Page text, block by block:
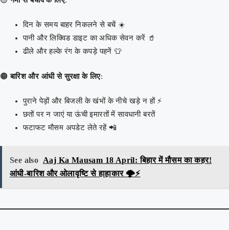
दिन के समय बाहर निकलने से बचें ☀️
पानी और लिक्विड डाइट का अधिक सेवन करें 🥤
ढीले और हल्के रंग के कपड़े पहनें 👕
🟠बारिश और आंधी से सुरक्षा के लिए:
पुराने पेड़ों और बिजली के खंभों के नीचे खड़े न हों ⚡
छतों पर न जाएं या ऊंची इमारतों में सावधानी बरतें
फटाफट मौसम अपडेट लेते रहें 📲
See also Aaj Ka Mausam 18 April: बिहार में मौसम का कहर!
आंधी-बारिश और ओलावृष्टि से हाहाकार 🌩️⚡